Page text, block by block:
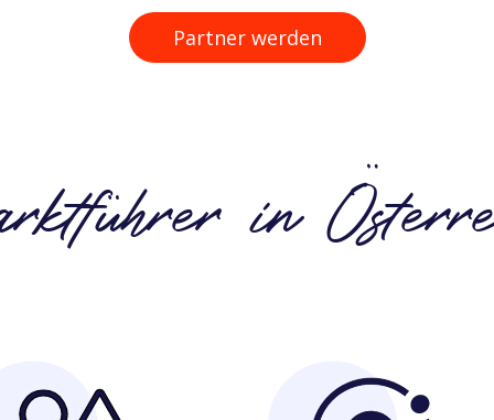
Partner werden
in